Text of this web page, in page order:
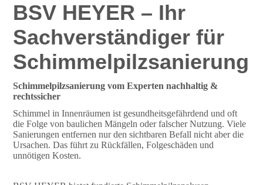
BSV HEYER – Ihr
Sachverständiger für
Schimmelpilzsanierung
Schimmelpilzsanierung vom Experten nachhaltig &
rechtssicher
Schimmel in Innenräumen ist gesundheitsgefährdend und oft
die Folge von baulichen Mängeln oder falscher Nutzung. Viele
Sanierungen entfernen nur den sichtbaren Befall nicht aber die
Ursachen. Das führt zu Rückfällen, Folgeschäden und
unnötigen Kosten.